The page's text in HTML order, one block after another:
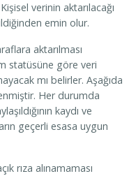
Kişisel verinin aktarılacağı
emin olur.
aktarılması
statüsüne göre veri
mı belirler. Aşağıda
Her durumda
kaydı ve
geçerli esasa uygun
rıza alınamaması